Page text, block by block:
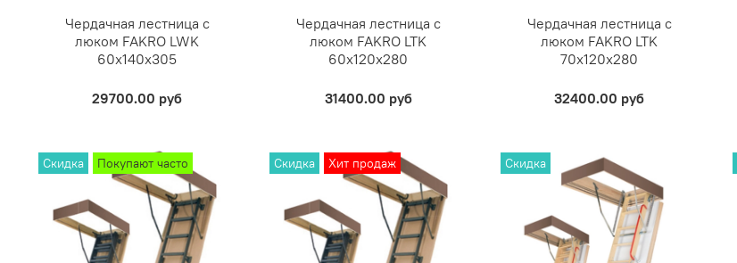
Чердачная лестница с
люком FAKRO LWK
60х140х305
29700.00 руб
Чердачная лестница с
люком FAKRO LTK
60х120х280
31400.00 руб
Чердачная лестница с
люком FAKRO LTK
70х120х280
32400.00 руб
Скидка Покупают часто Скидка Хит продаж Скидка